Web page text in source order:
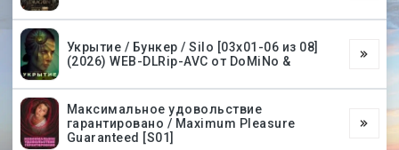
Укрытие / Бункер / Silo [03х01-06 из 08]
(2026) WEB-DLRip-AVC от DoMiNo &
Максимальное удовольствие
гарантировано / Maximum Pleasure
Guaranteed [S01]